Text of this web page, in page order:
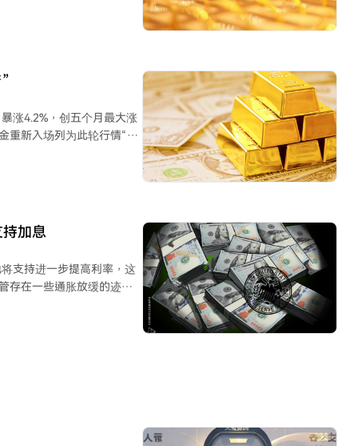
涨4.2%，创五个月最大涨
重新入场列为此轮行情“最
加美联储加息预期降温共
加息
支持进一步提高利率，这
存在一些通胀放缓的迹